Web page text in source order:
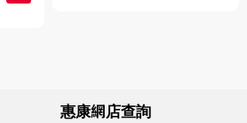
惠康網店查詢